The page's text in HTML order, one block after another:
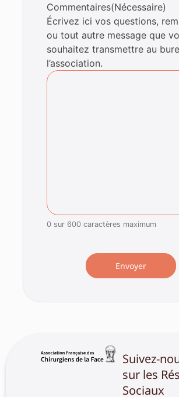
Commentaires(Nécessaire)
Écrivez ici vos questions,
ou tout autre message que
souhaitez transmettre au
l’association.
0 sur 600 caractères maximum
Suivez-
sur les
Sociaux